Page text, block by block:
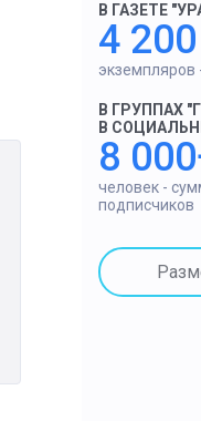
В ГАЗЕТЕ
4 200
В ГРУППАХ
В
8
человек -
подписчиков